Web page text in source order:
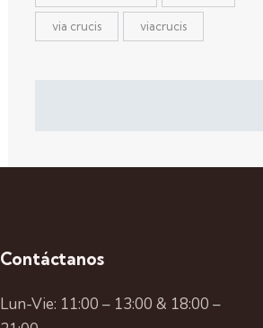
via crucis viacrucis
Contáctanos
Lun-Vie: 11:00 – 13:00 & 18:00 –